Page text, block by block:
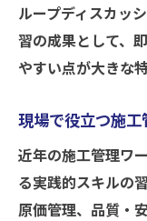
ループディスカッ
習の成果として、
やすい点が大きな特
現場で役立つ施
近年の施工管理ワ
る実践的スキルの
原価管理、品質・